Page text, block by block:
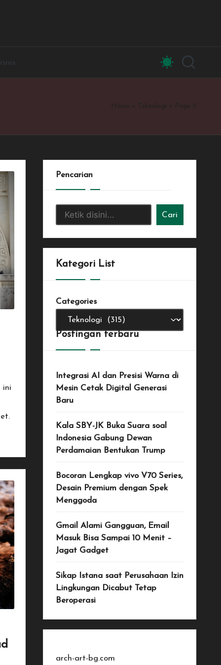
Home Teknologi Page 2
ini
Pencarian
Cari
Kategori List
Categories
Postingan terbaru
Integrasi AI dan Presisi Warna di
Mesin Cetak Digital Generasi
Baru
Kala SBY-JK Buka Suara soal
Indonesia Gabung Dewan
Perdamaian Bentukan Trump
Bocoran Lengkap vivo V70 Series,
Desain Premium dengan Spek
Menggoda
Gmail Alami Gangguan, Email
Masuk Bisa Sampai 10 Menit –
Jagat Gadget
Sikap Istana saat Perusahaan Izin
Lingkungan Dicabut Tetap
Beroperasi
arch-art-bg.com